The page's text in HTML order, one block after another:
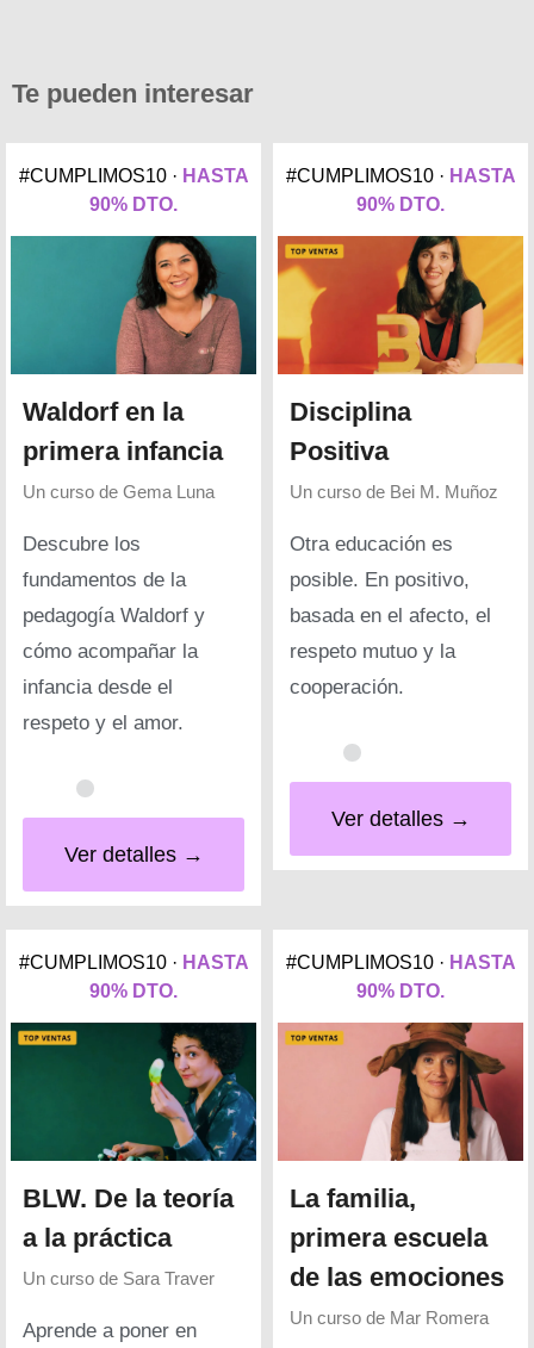
Te pueden interesar
#CUMPLIMOS10 · HASTA
90% DTO.
Waldorf en la
primera infancia
Un curso de Gema Luna
Descubre los
fundamentos de la
pedagogía Waldorf y
cómo acompañar la
infancia desde el
respeto y el amor.
Ver detalles →
#CUMPLIMOS10 · HASTA
90% DTO.
Disciplina
Positiva
Un curso de Bei M. Muñoz
Otra educación es
posible. En positivo,
basada en el afecto, el
respeto mutuo y la
cooperación.
Ver detalles →
#CUMPLIMOS10 · HASTA
90% DTO.
BLW. De la teoría
a la práctica
Un curso de Sara Traver
Aprende a poner en
#CUMPLIMOS10 · HASTA
90% DTO.
La familia,
primera escuela
de las emociones
Un curso de Mar Romera